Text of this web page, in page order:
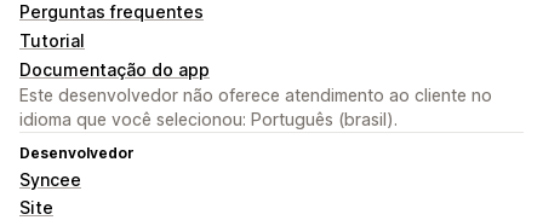
Perguntas frequentes
Tutorial
Documentação do app
Este desenvolvedor não oferece atendimento ao cliente no
idioma que você selecionou: Português (brasil).
Desenvolvedor
Syncee
Site